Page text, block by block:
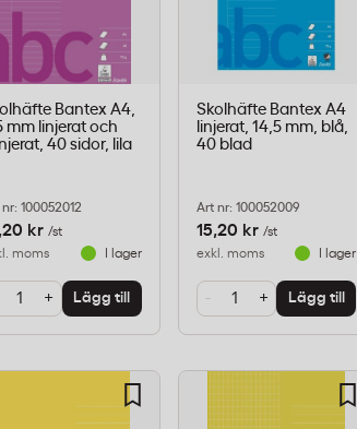
Bantex A4,
mm linjerat och
40 sidor, lila
100052012
kr /st
moms
I lager
+ Lägg till
Skolhäfte Bantex A4
linjerat, 14,5 mm, blå,
40 blad
Art nr: 100052009
15,20 kr /st
exkl. moms
I lager
- + Lägg till